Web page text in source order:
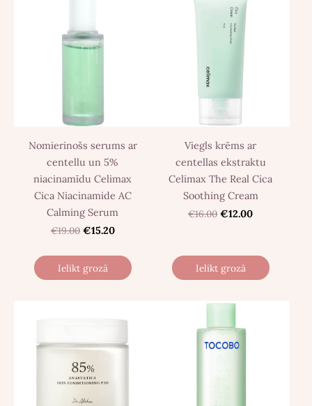
Nomierinošs serums ar
centellu un 5%
niacinamīdu Celimax
Cica Niacinamide AC
Calming Serum
€19.00 €15.20
Ielikt grozā
Viegls krēms ar
centellas ekstraktu
Celimax The Real Cica
Soothing Cream
€16.00 €12.00
Ielikt grozā